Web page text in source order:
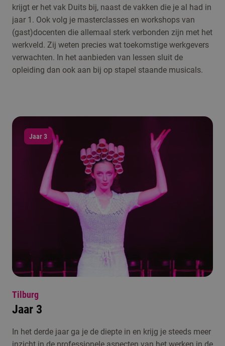
krijgt er het vak Duits bij, naast de vakken die je al had in
jaar 1. Ook volg je masterclasses en workshops van
(gast)docenten die allemaal sterk verbonden zijn met het
werkveld. Zij weten precies wat toekomstige werkgevers
verwachten. In het aanbieden van lessen sluit de
opleiding dan ook aan bij op stapel staande musicals.
Jaar 3
Tilburg
Jaar 3
In het derde jaar ga je de diepte in en krijg je steeds meer